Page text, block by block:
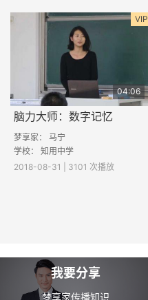
VIP
04:06
脑力大师：数字记忆
梦享家： 马宁
学校： 知用中学
2018-08-31 | 3101 次播放
我要分享
梦享家传播知识